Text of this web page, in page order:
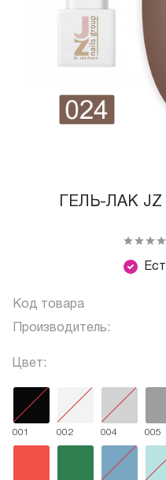
ГЕЛЬ-ЛАК JZ
Код товара
Производитель:
Цвет:
001 002 004 005